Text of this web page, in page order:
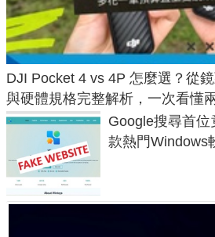
DJI Pocket 4 vs 4P 怎麼選？從
與硬體規格完整解析，一次看懂
Google搜尋首
款熱門Windows